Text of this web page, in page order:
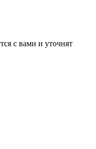
с вами и уточнят